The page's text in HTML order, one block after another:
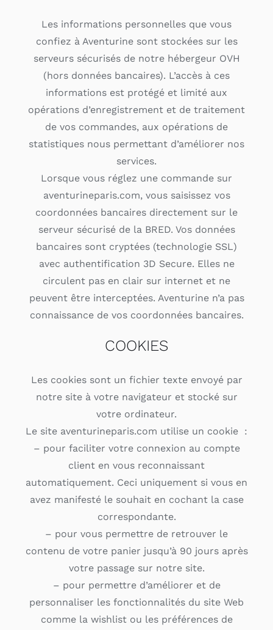
Les informations personnelles que vous
confiez à Aventurine sont stockées sur les
serveurs sécurisés de notre hébergeur OVH
(hors données bancaires). L’accès à ces
informations est protégé et limité aux
opérations d’enregistrement et de traitement
de vos commandes, aux opérations de
statistiques nous permettant d’améliorer nos
services.
Lorsque vous réglez une commande sur
aventurineparis.com, vous saisissez vos
coordonnées bancaires directement sur le
serveur sécurisé de la BRED. Vos données
bancaires sont cryptées (technologie SSL)
avec authentification 3D Secure. Elles ne
circulent pas en clair sur internet et ne
peuvent être interceptées. Aventurine n’a pas
connaissance de vos coordonnées bancaires.
COOKIES
Les cookies sont un fichier texte envoyé par
notre site à votre navigateur et stocké sur
votre ordinateur.
Le site aventurineparis.com utilise un cookie :
– pour faciliter votre connexion au compte
client en vous reconnaissant
automatiquement. Ceci uniquement si vous en
avez manifesté le souhait en cochant la case
correspondante.
– pour vous permettre de retrouver le
contenu de votre panier jusqu’à 90 jours après
votre passage sur notre site.
– pour permettre d’améliorer et de
personnaliser les fonctionnalités du site Web
comme la wishlist ou les préférences de